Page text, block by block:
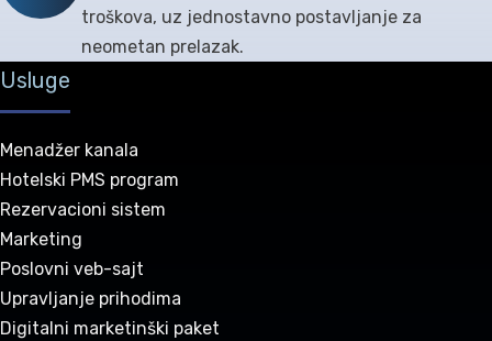
troškova, uz jednostavno postavljanje za
neometan prelazak.
Usluge
Menadžer kanala
Hotelski PMS program
Rezervacioni sistem
Marketing
Poslovni veb-sajt
Upravljanje prihodima
Digitalni marketinški paket